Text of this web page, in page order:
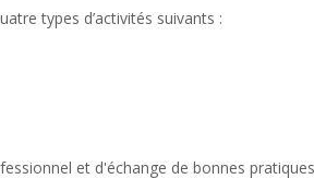
types d’activités suivants :
et d'échange de bonnes pratiques